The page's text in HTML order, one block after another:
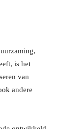
is het
van
andere